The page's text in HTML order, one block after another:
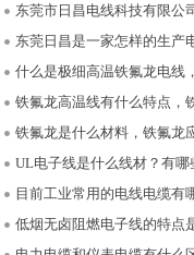
东莞市日昌电线科技有限公
东莞日昌是一家怎样的生产
什么是极细高温铁氟龙电线
铁氟龙高温线有什么特点，
铁氟龙是什么材料，铁氟龙
UL电子线是什么线材？有哪
目前工业常用的电线电缆有
低烟无卤阻燃电子线的特点